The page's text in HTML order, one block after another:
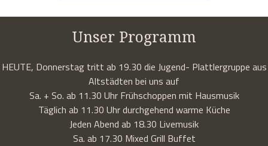
Unser Programm
HEUTE, Donnerstag tritt ab 19.30 die Jugend- Plattlergruppe aus
Altstädten bei uns auf
Sa. + So. ab 11.30 Uhr Frühschoppen mit Hausmusik
Täglich ab 11.30 Uhr durchgehend warme Küche
Jeden Abend ab 18.30 Livemusik
Sa. ab 17.30 Mixed Grill Buffet